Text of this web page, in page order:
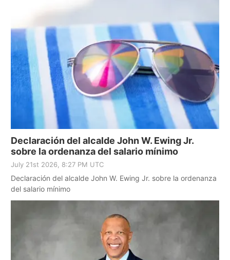
Declaración del alcalde John W. Ewing Jr.
sobre la ordenanza del salario mínimo
July 21st 2026, 8:27 PM UTC
Declaración del alcalde John W. Ewing Jr. sobre la ordenanza
del salario mínimo